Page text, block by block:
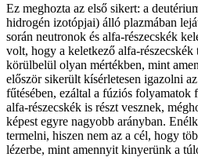
Ez meghozta az első sikert: a
hidrogén izotópjai) álló plazmában
során neutronok és alfa-részecskék
volt, hogy a keletkező alfa-
körülbelül olyan mértékben, mint
először sikerült kísérletesen igazolni
fűtésében, ezáltal a fúziós folyamatok
alfa-részecskék is részt vesznek,
képest egyre nagyobb arányban.
termelni, hiszen nem az a cél, hogy
lézerbe, mint amennyit kinyerünk a